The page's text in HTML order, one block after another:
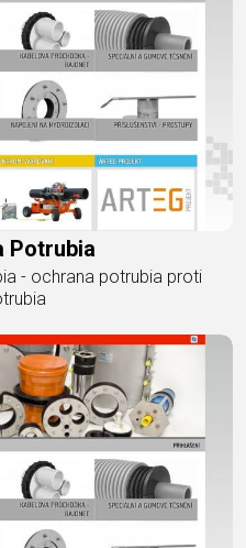
Potrubia
- ochrana potrubia proti